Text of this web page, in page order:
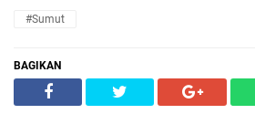
#Sumut
BAGIKAN